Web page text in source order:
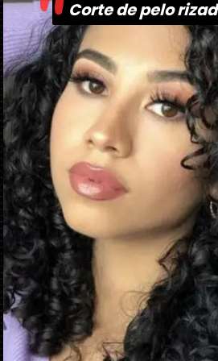
Corte de pelo
Corte de pelo